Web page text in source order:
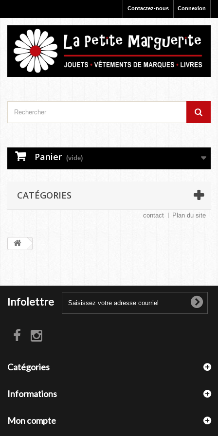
Connexion
Contactez-nous
Panier (vide)
CATÉGORIES
contact Plan du site
Infolettre
Catégories
Informations
Mon compte